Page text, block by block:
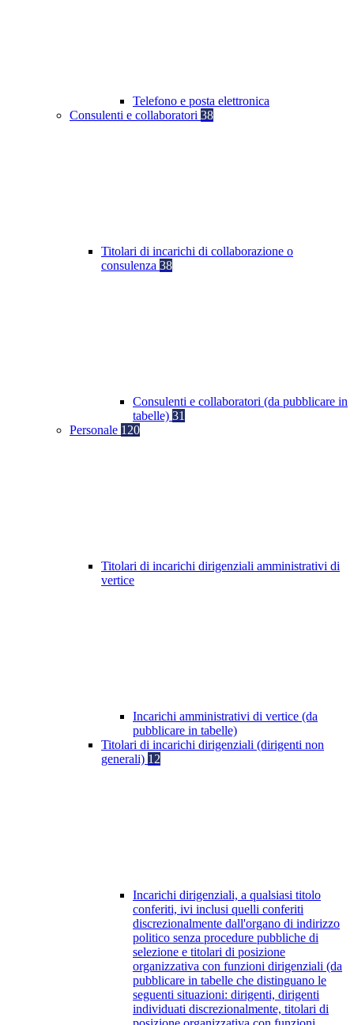
Telefono e posta elettronica
Consulenti e collaboratori 38
Titolari di incarichi di collaborazione o
consulenza 38
Consulenti e collaboratori (da pubblicare in
tabelle) 31
Personale 120
Titolari di incarichi dirigenziali amministrativi di
vertice
Incarichi amministrativi di vertice (da
pubblicare in tabelle)
Titolari di incarichi dirigenziali (dirigenti non
generali) 12
Incarichi dirigenziali, a qualsiasi titolo
conferiti, ivi inclusi quelli conferiti
discrezionalmente dall'organo di indirizzo
politico senza procedure pubbliche di
selezione e titolari di posizione
organizzativa con funzioni dirigenziali (da
pubblicare in tabelle che distinguano le
seguenti situazioni: dirigenti, dirigenti
individuati discrezionalmente, titolari di